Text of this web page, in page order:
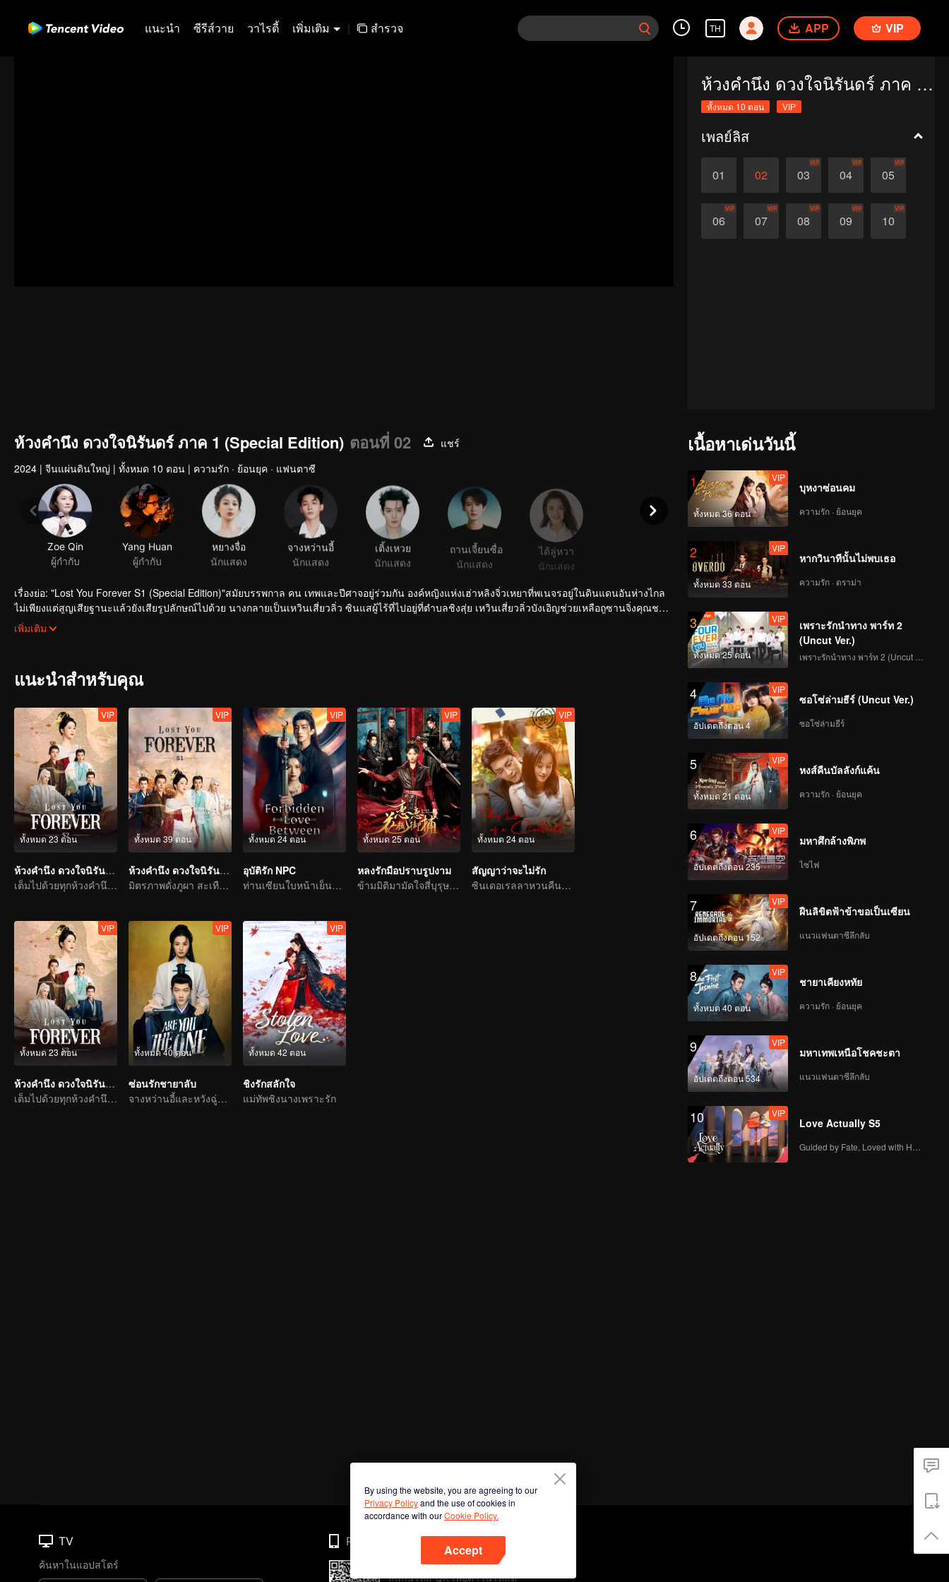
แนะนำ ซีรีส์วาย วาไรตี้ เพิ่มเติม | สำรวจ TH APP VIP
ห้วงคำนึง ดวงใจนิรันดร์ ภาค 1 (Special Edition)
ทั้งหมด 10 ตอน VIP
เพลย์ลิส
01 02 03
VIP
04
VIP
05
VIP
06
VIP
07
VIP
08
VIP
09
VIP
10
VIP
ห้วงคำนึง ดวงใจนิรันดร์ ภาค 1 (Special Edition) ตอนที่ 02
แชร์
2024 | จีนแผ่นดินใหญ่ | ทั้งหมด 10 ตอน | ความรัก · ย้อนยุค · แฟนตาซี
Zoe Qin
ผู้กำกับ
Yang Huan
ผู้กำกับ
หยางจื่อ
นักแสดง
จางหว่านอี้
นักแสดง
เติ้งเหวย
นักแสดง
ถานเจี้ยนซื่อ
นักแสดง
ไต้ลู่หวา
นักแสดง
เรื่องย่อ: "Lost You Forever S1 (Special Edition)"สมัยบรรพกาล คน เทพและปีศาจอยู่ร่วมกัน องค์หญิงแห่งเฮ่าหลิงจิ่วเหยาที่พเนจรอยู่ในดินแดนอันห่างไกล
ไม่เพียงแต่สูญเสียฐานะแล้วยังเสียรูปลักษณ์ไปด้วย นางกลายเป็นเหวินเสี่ยวลิ่ว ซินแสผู้ไร้ที่ไปอยู่ที่ตำบลชิงสุ่ย เหวินเสี่ยวลิ่วบังเอิญช่วยเหลือถูซานจิ่งคุณชาย
จากชิงชิวจนเกิดเป็นความรัก เชียงเสวียนองค์ชายแห่งเซวียนหยวนตามหาเสี่ยวเยาไปทั่วพิภพจนมาถึงตำบลชิงสุ่ย ได้มาพบกับเสี่ยวเยาแต่ก็จำกันไม่ได้จนผ่าน
เพิ่มเติม
แนะนำสำหรับคุณ
ทั้งหมด 23 ตอน
VIP
ห้วงคำนึง ดวงใจนิรันดร์ ภาค 2
เต็มไปด้วยทุกห้วงคำนึง เฝ้าตั้งตารอพบกันอีกครั้ง
ทั้งหมด 39 ตอน
VIP
ห้วงคำนึง ดวงใจนิรันดร์ ภาค 1
มิตรภาพดั่งภูผา สะเทือนทั่วปฐพี
ทั้งหมด 24 ตอน
VIP
อุบัติรัก NPC
ท่านเซียนใบหน้าเย็นชาติดด่านเคราะห์ความรัก ตกหลุมรักนางมารสาว
ทั้งหมด 25 ตอน
VIP
หลงรักมือปราบรูปงาม
ข้ามมิติมามัดใจสี่บุรุษรูปงาม
ทั้งหมด 24 ตอน
VIP
สัญญาว่าจะไม่รัก
ซินเดอเรลลาหวนคืนสู่ตระกูลไฮโซพบกับท่านประธานเผด็จการเจ้าแผนการ
ทั้งหมด 23 ตอน
VIP
ห้วงคำนึง ดวงใจนิรันดร์ ภาค 2 (พากย์อังกฤษ)
เต็มไปด้วยทุกห้วงคำนึง เฝ้าตั้งตารอพบกันอีกครั้ง
ทั้งหมด 40 ตอน
VIP
ซ่อนรักชายาลับ
จางหว่านอี้และหวังฉู่หร่านคู่ปรับมาเล่นพ่อแม่ลูก
ทั้งหมด 42 ตอน
VIP
ชิงรักสลักใจ
แม่ทัพชิงนางเพราะรัก
เนื้อหาเด่นวันนี้
1
ทั้งหมด 36 ตอน
VIP
บุหงาซ่อนคม
ความรัก · ย้อนยุค
2
ทั้งหมด 33 ตอน
VIP
หากวินาทีนั้นไม่พบเธอ
ความรัก · ดราม่า
3
ทั้งหมด 25 ตอน
VIP
เพราะรักนำทาง พาร์ท 2
(Uncut Ver.)
4
อัปเดตถึงตอน 4
VIP
ซอโซ่ล่ามธีร์ (Uncut Ver.)
ซอโซ่ล่ามธีร์
5
ทั้งหมด 21 ตอน
VIP
หงส์คืนบัลลังก์แค้น
ความรัก · ย้อนยุค
6
อัปเดตถึงตอน 235
VIP
มหาศึกล้างพิภพ
ไซไฟ
7
อัปเดตถึงตอน 152
VIP
ฝืนลิขิตฟ้าข้าขอเป็นเซียน
แนวแฟนตาซีลึกลับ
8
ทั้งหมด 40 ตอน
VIP
ชายาเคียงหทัย
ความรัก · ย้อนยุค
9
อัปเดตถึงตอน 534
VIP
มหาเทพเหนือโชคชะตา
แนวแฟนตาซีลึกลับ
10 VIP
Love Actually S5
By using the website, you are agreeing to our
Privacy Policyand the use of cookies in
accordance with ourCookie Policy.
Accept
TV
ค้นหาในแอปสโตร์
Phone
สแกนรหัส QR เพื่อดาวน์โหลด